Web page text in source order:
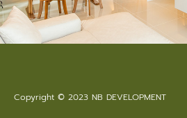
Copyright © 2023 NB DEVELOPMENT